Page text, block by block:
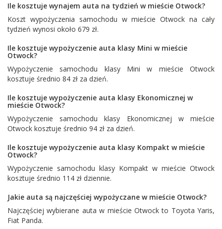
Ile kosztuje wynajem auta na tydzień w mieście Otwock?
Koszt wypożyczenia samochodu w mieście Otwock na cały
tydzień wynosi około 679 zł.
Ile kosztuje wypożyczenie auta klasy Mini w mieście
Otwock?
Wypożyczenie samochodu klasy Mini w mieście Otwock
kosztuje średnio 84 zł za dzień.
Ile kosztuje wypożyczenie auta klasy Ekonomicznej w
mieście Otwock?
Wypożyczenie samochodu klasy Ekonomicznej w mieście
Otwock kosztuje średnio 94 zł za dzień.
Ile kosztuje wypożyczenie auta klasy Kompakt w mieście
Otwock?
Wypożyczenie samochodu klasy Kompakt w mieście Otwock
kosztuje średnio 114 zł dziennie.
Jakie auta są najczęściej wypożyczane w mieście Otwock?
Najczęściej wybierane auta w mieście Otwock to Toyota Yaris,
Fiat Panda.